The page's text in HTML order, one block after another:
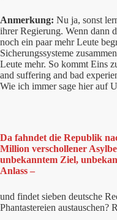
Anmerkung: Nu ja, sonst
ihrer Regierung. Wenn dann
noch ein paar mehr Leute
Sicherungssysteme
Leute mehr. So kommt Eins
and suffering and bad
Wie ich immer sage hier auf
Da fahndet die Republik
Million verschollener
unbekanntem Ziel,
Anlass –
und findet sieben deutsche
Phantastereien austauschen?